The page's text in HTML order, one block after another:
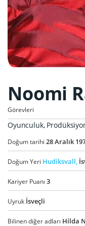
Noomi
Görevleri
Oyunculuk,
Doğum tarihi 28Aralık
Doğum Yeri Hudiksvall,
Kariyer Puanı 3
Uyruk İsveçli
Bilinen diğer adları Hilda